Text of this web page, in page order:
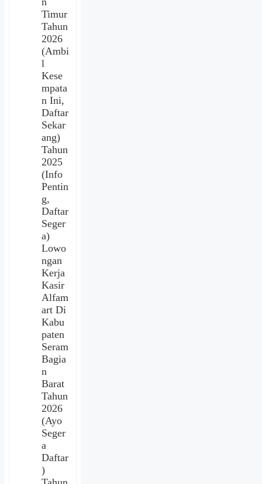
Timur
Tahun
2026
(Ambi
l
Kese
mpata
n Ini,
Daftar
Sekar
ang)
Tahun
2025
(Info
Pentin
g,
Daftar
Seger
a)
Lowo
ngan
Kerja
Kasir
Alfam
art Di
Kabu
paten
Seram
Bagia
n
Barat
Tahun
2026
(Ayo
Seger
a
Daftar
)